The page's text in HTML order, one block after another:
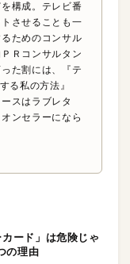
を構成。テレビ番
させることも一
ためのコンサル
Ｒコンサルタン
た割には、『テ
る私の方法』
スはラブレタ
ンセラーになら
ード」は危険じゃ
の理由